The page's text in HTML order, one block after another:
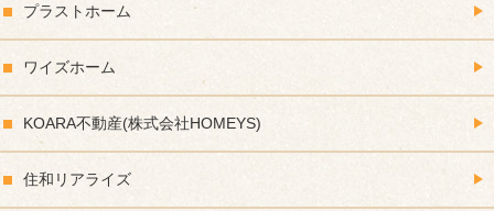
プラストホーム
ワイズホーム
KOARA不動産(株式会社HOMEYS)
住和リアライズ